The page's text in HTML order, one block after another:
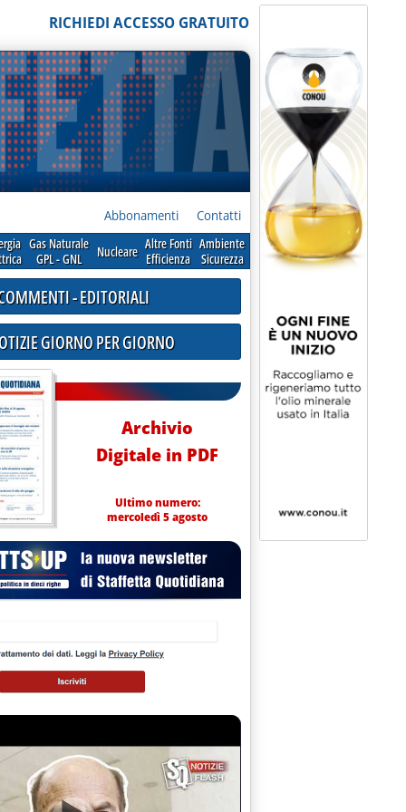
RICHIEDI ACCESSO GRATUITO
Abbonamenti Contatti
Gas Naturale
GPL - GNL
Nucleare Altre Fonti
Efficienza
Ambiente
Sicurezza
- EDITORIALI
GIORNO PER GIORNO
Archivio
Digitale in PDF
Ultimo numero:
mercoledì 5 agosto